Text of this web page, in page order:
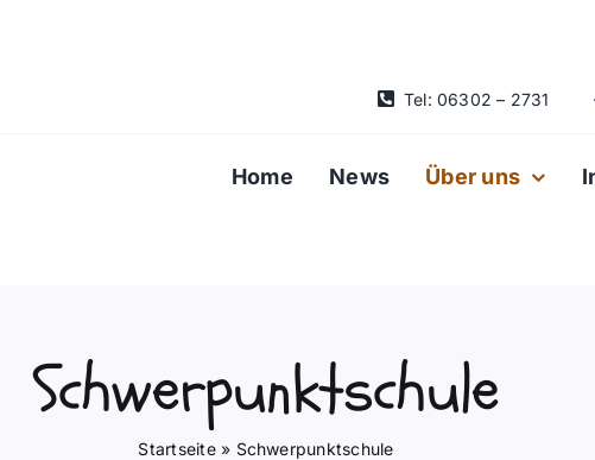
Tel: 06302 – 2731
Home News Über uns
Schwerpunktschule
Startseite» Schwerpunktschule